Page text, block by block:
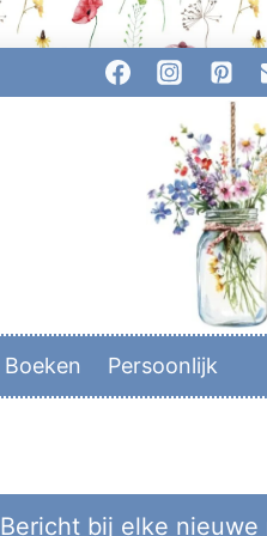
Boeken Persoonlijk
Bericht bij elke nieuwe